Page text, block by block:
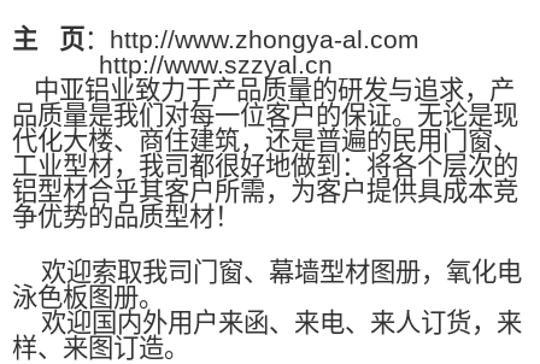
主
页：http://www.zhongya-al.com
http://www.szzyal.cn
中亚铝业致力于产品质量的研发与追求，产
品质量是我们对每一位客户的保证。无论是现
代化大楼、商住建筑，还是普遍的民用门窗、
工业型材，我司都很好地做到：将各个层次的
铝型材合乎其客户所需，为客户提供具成本竞
争优势的品质型材！
欢迎索取我司门窗、幕墙型材图册，氧化电
泳色板图册。
欢迎国内外用户来函、来电、来人订货，来
样、来图订造。